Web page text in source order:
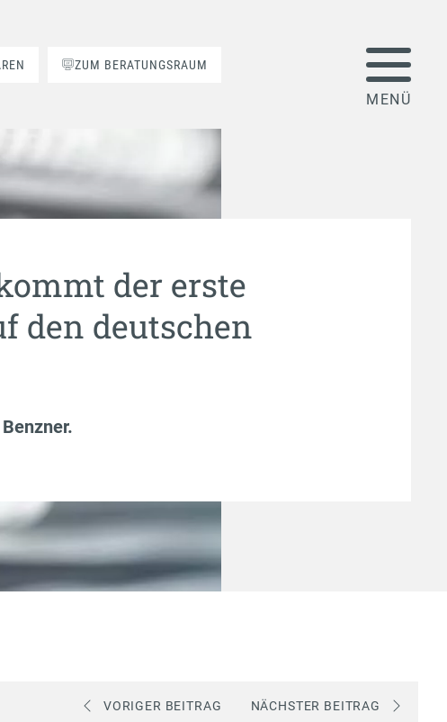
ZUM BERATUNGSRAUM
der erste
den deutschen
.
VORIGER BEITRAG NÄCHSTER BEITRAG